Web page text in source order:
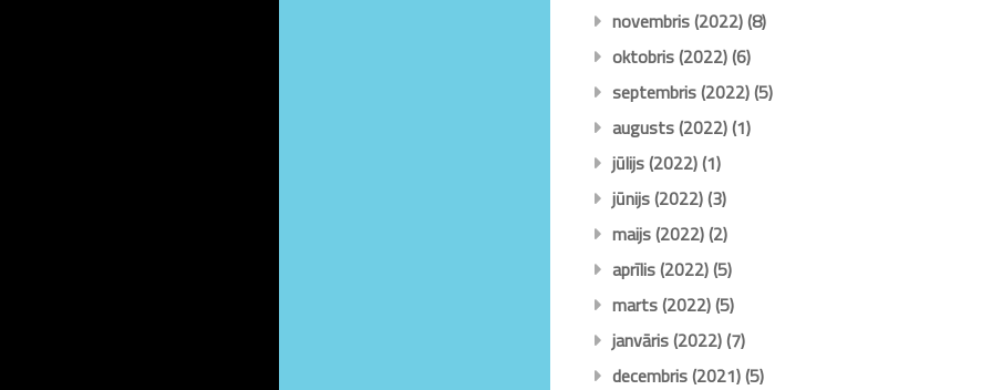
novembris (2022)(8)
oktobris (2022)(6)
septembris (2022)(5)
augusts (2022)(1)
jūlijs (2022)(1)
jūnijs (2022)(3)
maijs (2022)(2)
aprīlis (2022)(5)
marts (2022)(5)
janvāris (2022)(7)
decembris (2021)(5)